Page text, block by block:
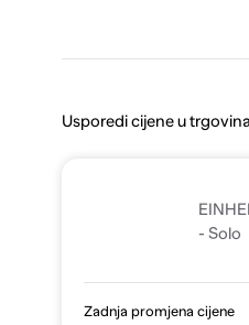
Usporedi cijene u
- Solo
Zadnja promjena cijene